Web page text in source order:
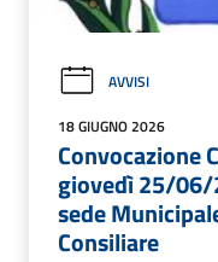
AVVISI
18 GIUGNO 2026
Convocazione
giovedì 25/06/
sede
Consiliare